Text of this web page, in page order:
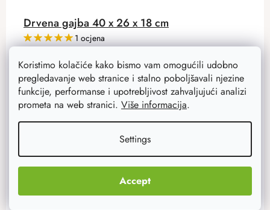
Koristimo kolačiće kako bismo vam omogućili udobno
pregledavanje web stranice i stalno poboljšavali njezine
funkcije, performanse i upotrebljivost zahvaljujući analizi
prometa na web stranici. Više informacija.
Settings
Accept
Drvena gajba 40 x 26 x 18 cm
1 ocjena
12,80 €
16 €
Na zalihi52 kom
ADD TO CART
drugo? Onda je kutija od borovine savršena za vas.